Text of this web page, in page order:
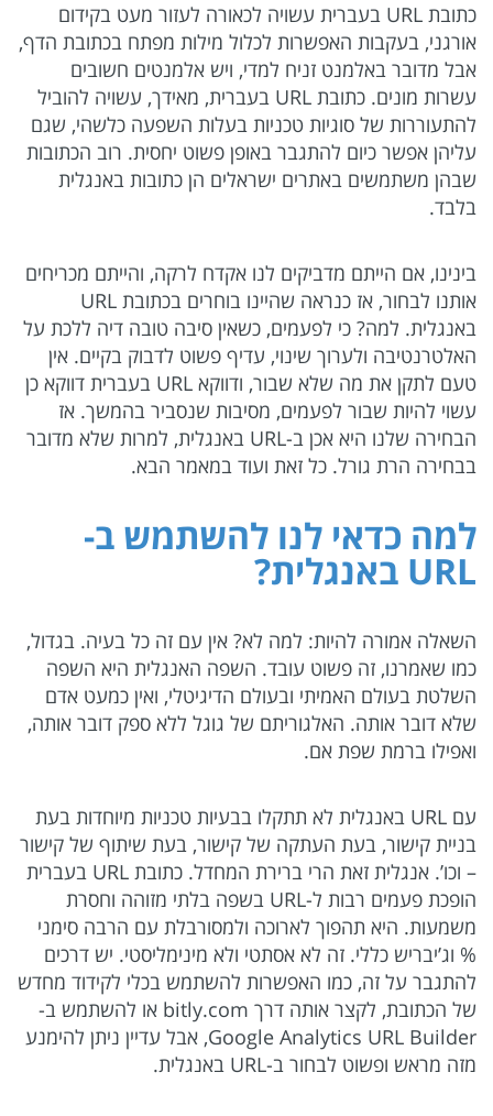
כתובת URL בעברית עשויה לכאורה לעזור מעט בקידום
אורגני, בעקבות האפשרות לכלול מילות מפתח בכתובת הדף,
אבל מדובר באלמנט זניח למדי, ויש אלמנטים חשובים
עשרות מונים. כתובת URL בעברית, מאידך, עשויה להוביל
להתעוררות של סוגיות טכניות בעלות השפעה כלשהי, שגם
עליהן אפשר כיום להתגבר באופן פשוט יחסית. רוב הכתובות
שבהן משתמשים באתרים ישראלים הן כתובות באנגלית
בלבד.
בינינו, אם הייתם מדביקים לנו אקדח לרקה, והייתם מכריחים
אותנו לבחור, אז כנראה שהיינו בוחרים בכתובת URL
באנגלית. למה? כי לפעמים, כשאין סיבה טובה דיה ללכת על
האלטרנטיבה ולערוך שינוי, עדיף פשוט לדבוק בקיים. אין
טעם לתקן את מה שלא שבור, ודווקא URL בעברית דווקא כן
עשוי להיות שבור לפעמים, מסיבות שנסביר בהמשך. אז
הבחירה שלנו היא אכן ב-URL באנגלית, למרות שלא מדובר
בבחירה הרת גורל. כל זאת ועוד במאמר הבא.
למה כדאי לנו להשתמש ב-
URL באנגלית?
השאלה אמורה להיות: למה לא? אין עם זה כל בעיה. בגדול,
כמו שאמרנו, זה פשוט עובד. השפה האנגלית היא השפה
השלטת בעולם האמיתי ובעולם הדיגיטלי, ואין כמעט אדם
שלא דובר אותה. האלגוריתם של גוגל ללא ספק דובר אותה,
ואפילו ברמת שפת אם.
עם URL באנגלית לא תתקלו בבעיות טכניות מיוחדות בעת
בניית קישור, בעת העתקה של קישור, בעת שיתוף של קישור
– וכו’. אנגלית זאת הרי ברירת המחדל. כתובת URL בעברית
הופכת פעמים רבות ל-URL בשפה בלתי מזוהה וחסרת
משמעות. היא תהפוך לארוכה ולמסורבלת עם הרבה סימני
% וג’יבריש כללי. זה לא אסתטי ולא מינימליסטי. יש דרכים
להתגבר על זה, כמו האפשרות להשתמש בכלי לקידוד מחדש
של הכתובת, לקצר אותה דרך bitly.com או להשתמש ב-
Google Analytics URL Builder, אבל עדיין ניתן להימנע
מזה מראש ופשוט לבחור ב-URL באנגלית.